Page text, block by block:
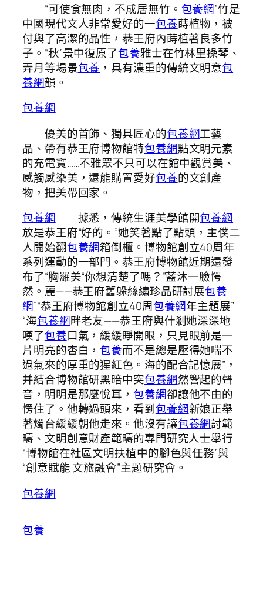
“可使食無肉，不成居無竹。 包養網”竹是
中國現代文人非常愛好的一包養蒔植物，被
付與了高潔的品性，恭王府內蒔植著良多竹
子。“秋”景中復原了包養雅士在竹林里操琴、
弄月等場景包養 ，具有濃重的傳統文明意包
養網韻。
包養網
優美的首飾、獨具匠心的包養網工藝
品、帶有恭王府博物館特包養網點文明元素
的充電寶……不雅眾不只可以在館中觀賞美、
感觸感染美，還能購置愛好包養的文創產
物，把美帶回家。
包養網 據悉，傳統生涯美學館開包養網
放是恭王府“好的。”她笑著點了點頭，主僕二
人開始翻包養網箱倒櫃。博物館創立40周年
系列運動的一部門。恭王府博物館近期還發
布了“胸羅美“你想清楚了嗎？”藍沐一臉愕
然。麗——恭王府舊躲絲繡珍品研討展包養
網”“恭王府博物館創立40周包養網年主題展”
“海包養網畔老友——恭王府與什剎她深深地
嘆了包養口氣，緩緩睜開眼，只見眼前是一
片明亮的杏白，包養而不是總是壓得她喘不
過氣來的厚重的猩紅色。海的配合記憶展”，
并結合博物館研黑暗中突包養網然響起的聲
音，明明是那麼悅耳， 包養網卻讓他不由的
愣住了。他轉過頭來，看到包養網新娘正舉
著燭台緩緩朝他走來。他沒有讓包養網討範
疇、文明創意財產範疇的專門研究人士舉行
“博物館在社區文明扶植中的腳色與任務”與
“創意賦能 文旅融會”主題研究會。
包養網
包養